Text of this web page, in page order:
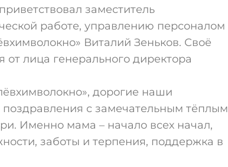
заместитель
работе, управлению персоналом
Виталий Зеньков. Своё
лица генерального директора
дорогие наши
с замечательным тёплым
Именно мама – начало всех начал,
заботы и терпения, поддержка в